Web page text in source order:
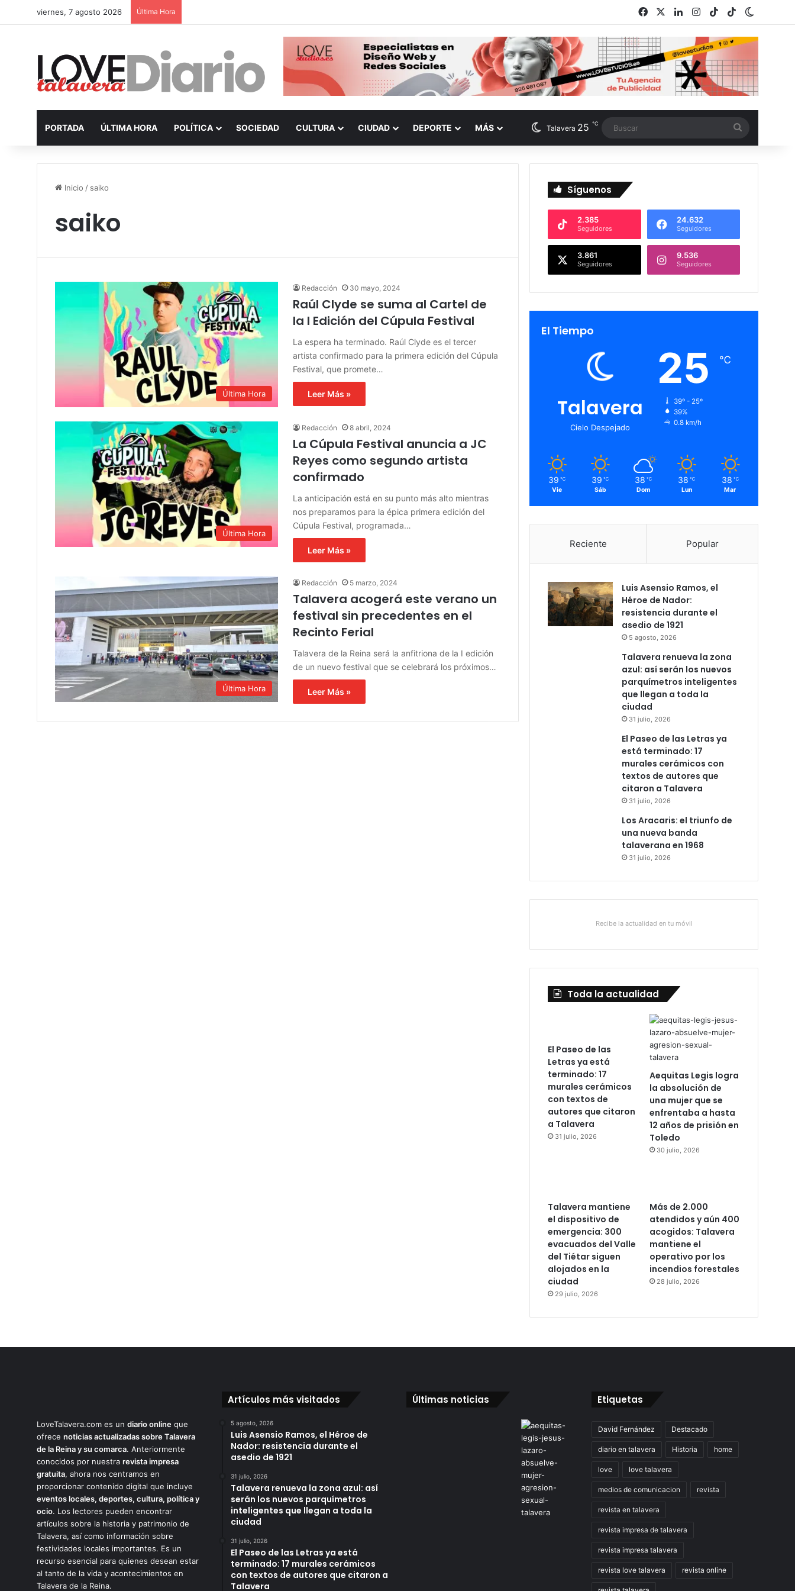
viernes, 7 agosto 2026 Última Hora Facebook LinkedInInstagram
TikTokRSS
PORTADA ÚLTIMA HORA POLÍTICA SOCIEDAD CULTURA CIUDAD DEPORTE MÁS Talavera 25 ℃
Inicio / saiko
saiko
Última Hora
Redacción 30 mayo, 2024
Raúl Clyde se suma al Cartel de
la I Edición del Cúpula Festival
La espera ha terminado. Raúl Clyde es el tercer
artista confirmado para la primera edición del Cúpula
Festival, que promete…
Leer Más »
Última Hora
Redacción 8 abril, 2024
La Cúpula Festival anuncia a JC
Reyes como segundo artista
confirmado
La anticipación está en su punto más alto mientras
nos preparamos para la épica primera edición del
Cúpula Festival, programada…
Leer Más »
Última Hora
Redacción 5 marzo, 2024
Talavera acogerá este verano un
festival sin precedentes en el
Recinto Ferial
Talavera de la Reina será la anfitriona de la I edición
de un nuevo festival que se celebrará los próximos…
Leer Más »
Síguenos
2.385
Seguidores
24.632
Seguidores
3.861
Seguidores
9.536
Seguidores
El Tiempo
Talavera
Cielo Despejado
25 ℃
39º - 25º
39%
0.8 km/h
39 ℃
Vie
39 ℃
Sáb
38 ℃
Dom
38 ℃
Lun
38 ℃
Mar
Reciente Popular
Luis Asensio Ramos, el
Héroe de Nador:
resistencia durante el
asedio de 1921
5 agosto, 2026
Talavera renueva la zona
azul: así serán los nuevos
parquímetros inteligentes
que llegan a toda la
ciudad
31 julio, 2026
El Paseo de las Letras ya
está terminado: 17
murales cerámicos con
textos de autores que
citaron a Talavera
31 julio, 2026
Los Aracaris: el triunfo de
una nueva banda
talaverana en 1968
31 julio, 2026
Recibe la actualidad en tu móvil
Toda la actualidad
El Paseo de las
Letras ya está
terminado: 17
murales cerámicos
con textos de
autores que citaron
a Talavera
31 julio, 2026
Aequitas Legis logra
la absolución de
una mujer que se
enfrentaba a hasta
12 años de prisión en
Toledo
30 julio, 2026
Talavera mantiene
el dispositivo de
emergencia: 300
evacuados del Valle
del Tiétar siguen
alojados en la
ciudad
29 julio, 2026
Más de 2.000
atendidos y aún 400
acogidos: Talavera
mantiene el
operativo por los
incendios forestales
28 julio, 2026
LoveTalavera.com es un diario online que
ofrece noticias actualizadas sobre Talavera
de la Reina y su comarca. Anteriormente
conocidos por nuestra revista impresa
gratuita, ahora nos centramos en
proporcionar contenido digital que incluye
eventos locales, deportes, cultura, política y
ocio. Los lectores pueden encontrar
artículos sobre la historia y patrimonio de
Talavera, así como información sobre
festividades locales importantes. Es un
recurso esencial para quienes desean estar
al tanto de la vida y acontecimientos en
Talavera de la Reina.
Artículos más visitados
5 agosto, 2026
Luis Asensio Ramos, el Héroe de
Nador: resistencia durante el
asedio de 1921
31 julio, 2026
Talavera renueva la zona azul: así
serán los nuevos parquímetros
inteligentes que llegan a toda la
ciudad
31 julio, 2026
El Paseo de las Letras ya está
terminado: 17 murales cerámicos
con textos de autores que citaron a
Talavera
Últimas noticias Etiquetas
David Fernández Destacado
diario en talavera Historia home
love love talavera
medios de comunicacion revista
revista en talavera
revista impresa de talavera
revista impresa talavera
revista love talavera revista online